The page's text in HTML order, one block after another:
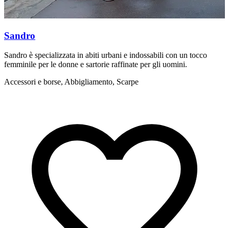
Sandro
Sandro è specializzata in abiti urbani e indossabili con un tocco
femminile per le donne e sartorie raffinate per gli uomini.
Accessori e borse, Abbigliamento, Scarpe